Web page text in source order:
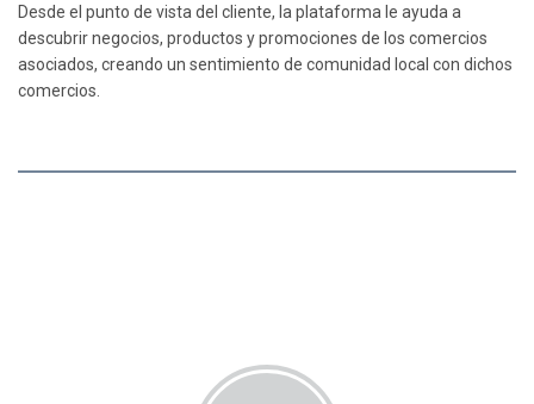
Desde el punto de vista del cliente, la plataforma le ayuda a
descubrir negocios, productos y promociones de los comercios
asociados, creando un sentimiento de comunidad local con dichos
comercios.